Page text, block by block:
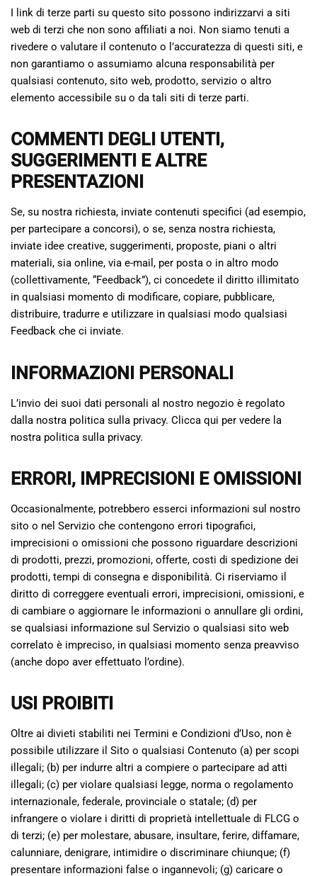
I link di terze parti su questo sito possono indirizzarvi a siti
web di terzi che non sono affiliati a noi. Non siamo tenuti a
rivedere o valutare il contenuto o l’accuratezza di questi siti, e
non garantiamo o assumiamo alcuna responsabilità per
qualsiasi contenuto, sito web, prodotto, servizio o altro
elemento accessibile su o da tali siti di terze parti.
COMMENTI DEGLI UTENTI,
SUGGERIMENTI E ALTRE
PRESENTAZIONI
Se, su nostra richiesta, inviate contenuti specifici (ad esempio,
per partecipare a concorsi), o se, senza nostra richiesta,
inviate idee creative, suggerimenti, proposte, piani o altri
materiali, sia online, via e-mail, per posta o in altro modo
(collettivamente, “Feedback”), ci concedete il diritto illimitato
in qualsiasi momento di modificare, copiare, pubblicare,
distribuire, tradurre e utilizzare in qualsiasi modo qualsiasi
Feedback che ci inviate.
INFORMAZIONI PERSONALI
L’invio dei suoi dati personali al nostro negozio è regolato
dalla nostra politica sulla privacy. Clicca qui per vedere la
nostra politica sulla privacy.
ERRORI, IMPRECISIONI E OMISSIONI
Occasionalmente, potrebbero esserci informazioni sul nostro
sito o nel Servizio che contengono errori tipografici,
imprecisioni o omissioni che possono riguardare descrizioni
di prodotti, prezzi, promozioni, offerte, costi di spedizione dei
prodotti, tempi di consegna e disponibilità. Ci riserviamo il
diritto di correggere eventuali errori, imprecisioni, omissioni, e
di cambiare o aggiornare le informazioni o annullare gli ordini,
se qualsiasi informazione sul Servizio o qualsiasi sito web
correlato è impreciso, in qualsiasi momento senza preavviso
(anche dopo aver effettuato l’ordine).
USI PROIBITI
Oltre ai divieti stabiliti nei Termini e Condizioni d’Uso, non è
possibile utilizzare il Sito o qualsiasi Contenuto (a) per scopi
illegali; (b) per indurre altri a compiere o partecipare ad atti
illegali; (c) per violare qualsiasi legge, norma o regolamento
internazionale, federale, provinciale o statale; (d) per
infrangere o violare i diritti di proprietà intellettuale di FLCG o
di terzi; (e) per molestare, abusare, insultare, ferire, diffamare,
calunniare, denigrare, intimidire o discriminare chiunque; (f)
presentare informazioni false o ingannevoli; (g) caricare o